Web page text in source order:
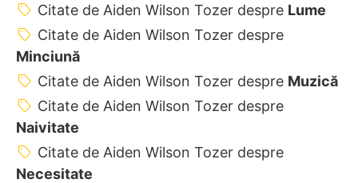
Citate de Aiden Wilson Tozer despre Lume
Citate de Aiden Wilson Tozer despre
Minciună
Citate de Aiden Wilson Tozer despre Muzică
Citate de Aiden Wilson Tozer despre
Naivitate
Citate de Aiden Wilson Tozer despre
Necesitate